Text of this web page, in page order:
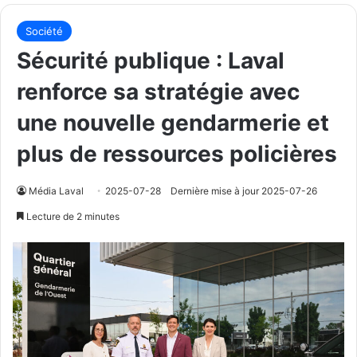
Société
Sécurité publique : Laval
renforce sa stratégie avec
une nouvelle gendarmerie et
plus de ressources policières
Média Laval 2025-07-28 Dernière mise à jour 2025-07-26
Lecture de 2 minutes